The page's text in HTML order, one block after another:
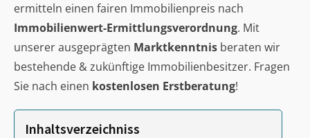
ermitteln einen fairen Immobilienpreis nach
Immobilienwert-Ermittlungsverordnung. Mit
unserer ausgeprägten Marktkenntnis beraten wir
bestehende & zukünftige Immobilienbesitzer. Fragen
Sie nach einen kostenlosen Erstberatung!
Inhaltsverzeichniss